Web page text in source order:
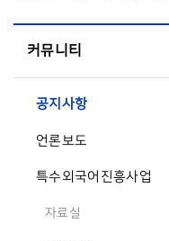
커뮤니티
공지사항
언론보도
특수외국어진흥사업
자료실